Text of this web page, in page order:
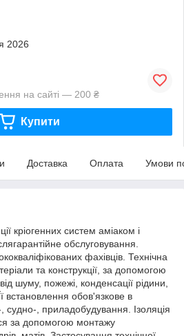
2026
на сайті — 200 ₴
Купити
Доставка Оплата Умови
кріогенних систем аміаком і
обслуговування.
фахівців. Технічна
та конструкції, за допомогою
шуму, пожежі, конденсації рідини,
встановлення обов'язкове в
, приладобудування. Ізоляція
за допомогою монтажу